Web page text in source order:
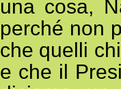
una cosa,
perché non
che quelli
e che il